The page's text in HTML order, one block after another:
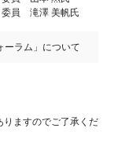
委員 滝澤 美帆氏
ーラム」について
ますのでご了承くだ